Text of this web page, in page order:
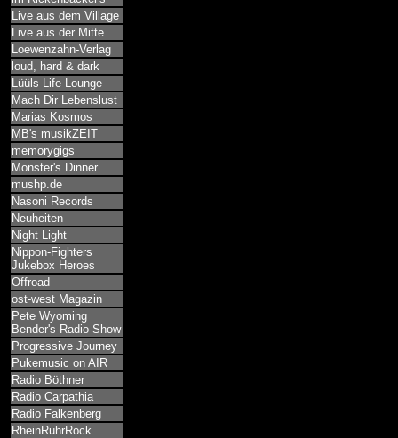
Live aus dem Village
Live aus der Mitte
Loewenzahn-Verlag
loud, hard & dark
Lüüls Life Lounge
Mach Dir Lebenslust
Marias Kosmos
MB's musikZEIT
memorygigs
Monster's Dinner
mushp.de
Nasoni Records
Neuheiten
Night Light
Nippon-Fighters
Jukebox Heroes
Offroad
ost-west Magazin
Pete Wyoming
Bender's Radio-Show
Progressive Journey
Pukemusic on AIR
Radio Böthner
Radio Carpathia
Radio Falkenberg
RheinRuhrRock